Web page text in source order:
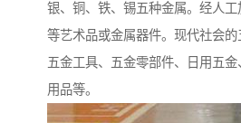
银、铜、铁、锡五种金属。经人工
等艺术品或金属器件。现代社会
五金工具、五金零部件、日用五
用品等。